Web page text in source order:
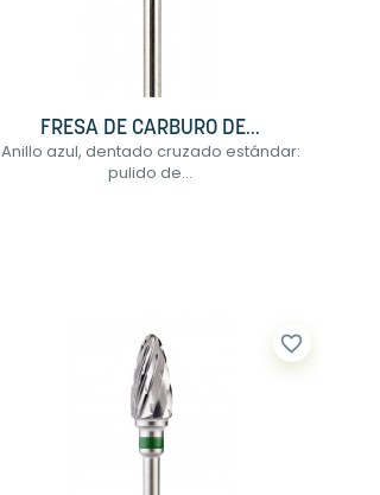
FRESA DE CARBURO DE...
Anillo azul, dentado cruzado estándar:
pulido de...
favorite_border